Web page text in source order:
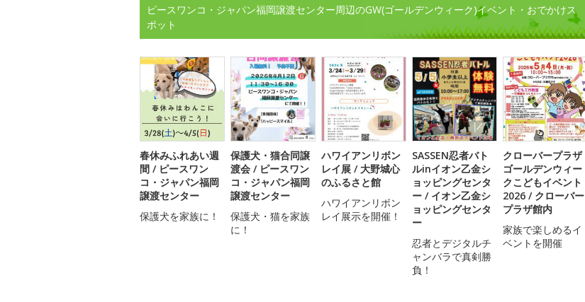
ピースワンコ・ジャパン福岡譲渡センター周辺のGW(ゴールデンウィーク)イベント・おでかけス
ポット
春休みふれあい週
間 / ピースワン
コ・ジャパン福岡
譲渡センター
保護犬を家族に！
保護犬・猫合同譲
渡会 / ピースワン
コ・ジャパン福岡
譲渡センター
保護犬・猫を家族
に！
ハワイアンリボン
レイ展 / 大野城心
のふるさと館
ハワイアンリボン
レイ展示を開催！
SASSEN忍者バト
ルinイオン乙金シ
ョッピングセンタ
ー / イオン乙金シ
ョッピングセンタ
ー
忍者とデジタルチ
ャンバラで真剣勝
負！
クローバープラザ
ゴールデンウィー
クこどもイベント
2026 / クローバー
プラザ館内
家族で楽しめるイ
ベントを開催